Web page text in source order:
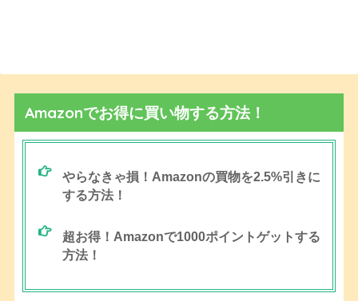
Amazonでお得に買い物する方法！
やらなきゃ損！Amazonの買物を2.5%引きに
する方法！
超お得！Amazonで1000ポイントゲットする
方法！